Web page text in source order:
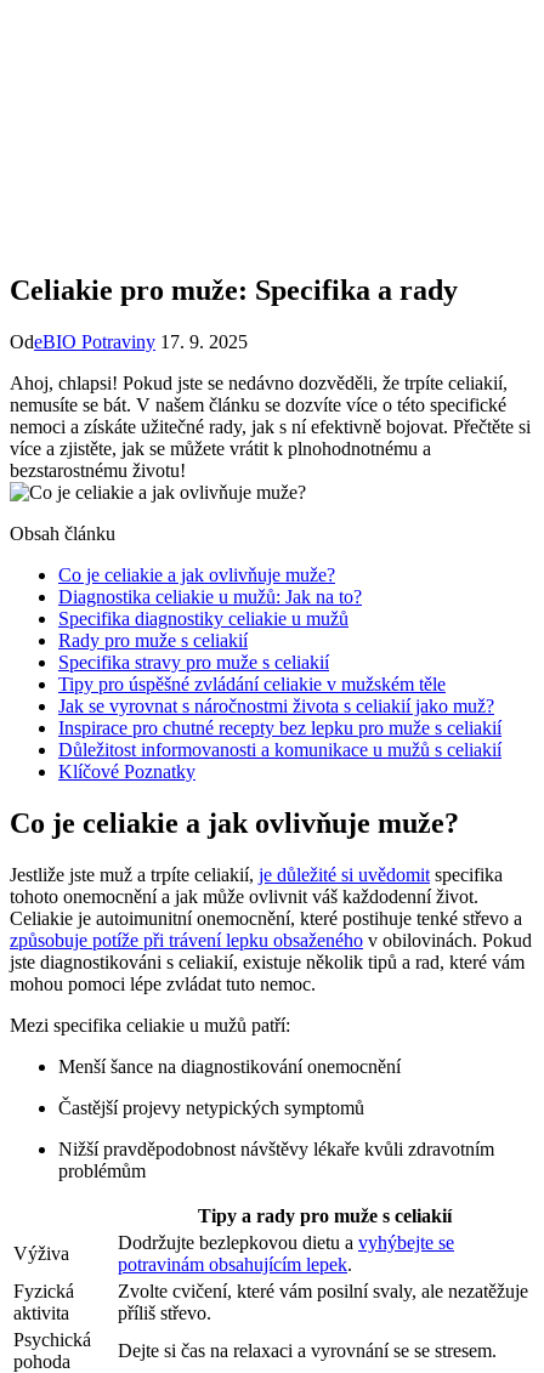
Celiakie pro muže: Specifika a rady
OdeBIO Potraviny 17. 9. 2025
Ahoj, chlapsi! Pokud jste se nedávno dozvěděli, že trpíte celiakií,
nemusíte se bát. V našem článku se dozvíte více o této specifické
nemoci a získáte užitečné rady, jak s ní efektivně bojovat. Přečtěte si
více a zjistěte, jak se můžete vrátit k plnohodnotnému a
bezstarostnému životu!
Obsah článku
Co je celiakie a jak ovlivňuje muže?
Diagnostika celiakie u mužů: Jak na to?
Specifika diagnostiky celiakie u mužů
Rady pro muže s celiakií
Specifika stravy pro muže s celiakií
Tipy pro úspěšné zvládání celiakie v mužském těle
Jak se vyrovnat s náročnostmi života s celiakií jako muž?
Inspirace pro chutné recepty bez lepku pro muže s celiakií
Důležitost informovanosti a komunikace u mužů s celiakií
Klíčové Poznatky
Co je celiakie a jak ovlivňuje muže?
Jestliže jste muž a trpíte celiakií, je důležité si uvědomit specifika
tohoto onemocnění a jak může ovlivnit váš každodenní život.
Celiakie je autoimunitní onemocnění, které postihuje tenké střevo a
způsobuje potíže při trávení lepku obsaženého v obilovinách. Pokud
jste diagnostikováni s celiakií, existuje několik tipů a rad, které vám
mohou pomoci lépe zvládat tuto nemoc.
Mezi specifika celiakie u mužů patří:
Menší šance na diagnostikování onemocnění
Častější projevy netypických symptomů
Nižší pravděpodobnost návštěvy lékaře kvůli zdravotním
problémům
Tipy a rady pro muže s celiakií
Výživa
Dodržujte bezlepkovou dietu a vyhýbejte se
potravinám obsahujícím lepek.
Fyzická
aktivita
Zvolte cvičení, které vám posilní svaly, ale nezatěžuje
příliš střevo.
Psychická
pohoda
Dejte si čas na relaxaci a vyrovnání se se stresem.